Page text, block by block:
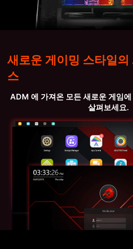
새로운 게이밍 스타일의
스
ADM 에 가져온 모든 새로운 게임
살펴보세요.